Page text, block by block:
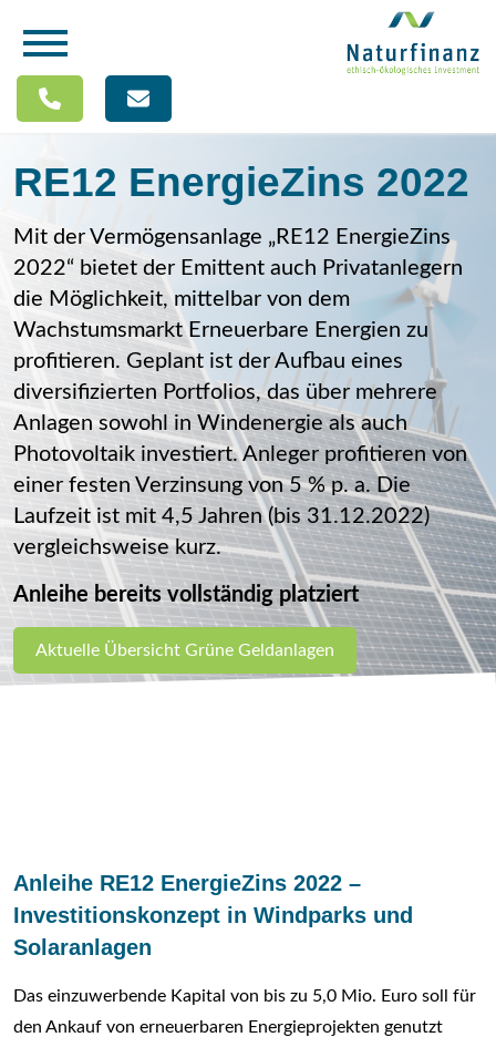
RE12 EnergieZins 2022
Mit der Vermögensanlage „RE12 EnergieZins
2022“ bietet der Emittent auch Privatanlegern
die Möglichkeit, mittelbar von dem
Wachstumsmarkt Erneuerbare Energien zu
profitieren. Geplant ist der Aufbau eines
diversifizierten Portfolios, das über mehrere
Anlagen sowohl in Windenergie als auch
Photovoltaik investiert. Anleger profitieren von
einer festen Verzinsung von 5 % p. a. Die
Laufzeit ist mit 4,5 Jahren (bis 31.12.2022)
vergleichsweise kurz.
Anleihe bereits vollständig platziert
Aktuelle Übersicht Grüne Geldanlagen
Anleihe RE12 EnergieZins 2022 –
Investitionskonzept in Windparks und
Solaranlagen
Das einzuwerbende Kapital von bis zu 5,0 Mio. Euro soll für
den Ankauf von erneuerbaren Energieprojekten genutzt